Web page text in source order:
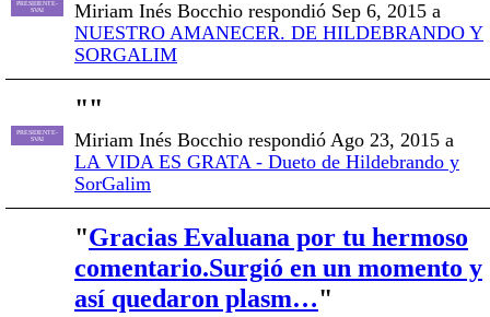
PRESIDENTE-
SVAI
Miriam Inés Bocchio respondió Sep 6, 2015 a
NUESTRO AMANECER. DE HILDEBRANDO Y
SORGALIM
PRESIDENTE-
SVAI
""
Miriam Inés Bocchio respondió Ago 23, 2015 a
LA VIDA ES GRATA - Dueto de Hildebrando y
SorGalim
"Gracias Evaluana por tu hermoso
comentario.Surgió en un momento y
así quedaron plasm…"